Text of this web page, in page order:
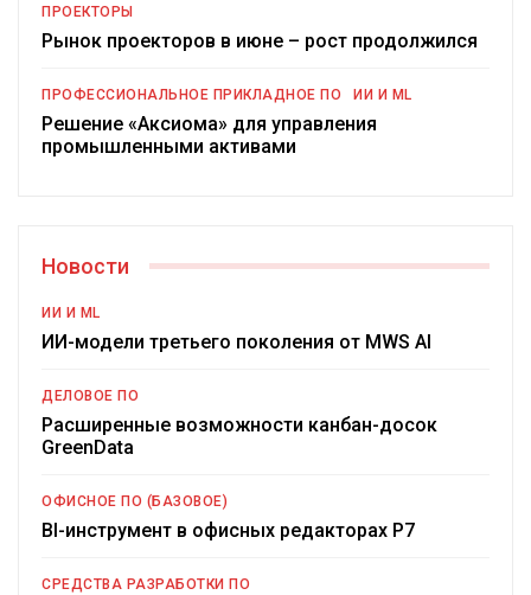
ПРОЕКТОРЫ
Рынок проекторов в июне – рост продолжился
ПРОФЕССИОНАЛЬНОЕ ПРИКЛАДНОЕ ПО ИИ И ML
Решение «Аксиома» для управления
промышленными активами
Новости
ИИ И ML
ИИ-модели третьего поколения от MWS AI
ДЕЛОВОЕ ПО
Расширенные возможности канбан-досок
GreenData
ОФИСНОЕ ПО (БАЗОВОЕ)
BI-инструмент в офисных редакторах Р7
СРЕДСТВА РАЗРАБОТКИ ПО